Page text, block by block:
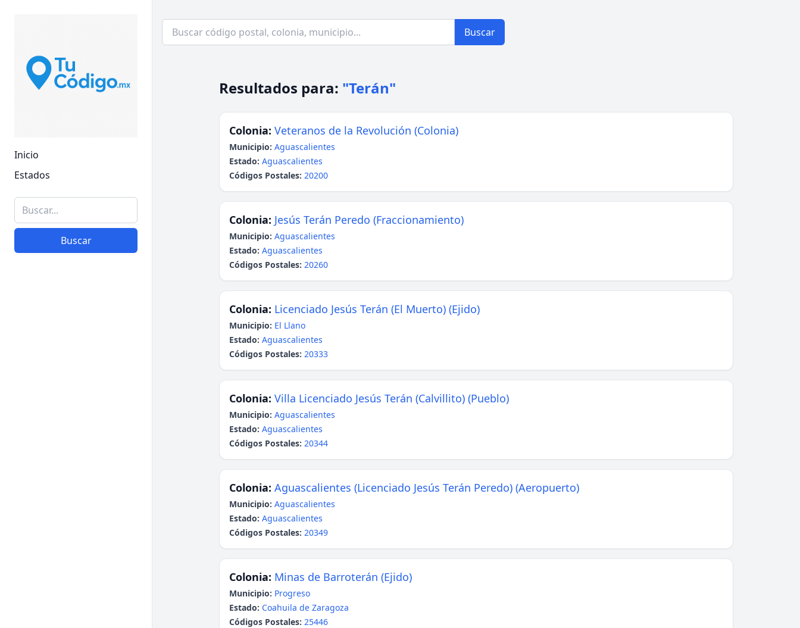
Inicio
Estados
Buscar
Buscar
Resultados para: "Terán"
Colonia: Veteranos de la Revolución (Colonia)
Municipio: Aguascalientes
Estado: Aguascalientes
Códigos Postales: 20200
Colonia: Jesús Terán Peredo (Fraccionamiento)
Municipio: Aguascalientes
Estado: Aguascalientes
Códigos Postales: 20260
Colonia: Licenciado Jesús Terán (El Muerto) (Ejido)
Municipio: El Llano
Estado: Aguascalientes
Códigos Postales: 20333
Colonia: Villa Licenciado Jesús Terán (Calvillito) (Pueblo)
Municipio: Aguascalientes
Estado: Aguascalientes
Códigos Postales: 20344
Colonia: Aguascalientes (Licenciado Jesús Terán Peredo) (Aeropuerto)
Municipio: Aguascalientes
Estado: Aguascalientes
Códigos Postales: 20349
Colonia: Minas de Barroterán (Ejido)
Municipio: Progreso
Estado: Coahuila de Zaragoza
Códigos Postales: 25446